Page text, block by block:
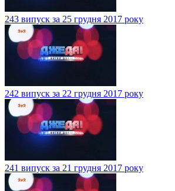
243 випуск за 25 грудня 2017 року
242 випуск за 22 грудня 2017 року
241 випуск за 21 грудня 2017 року